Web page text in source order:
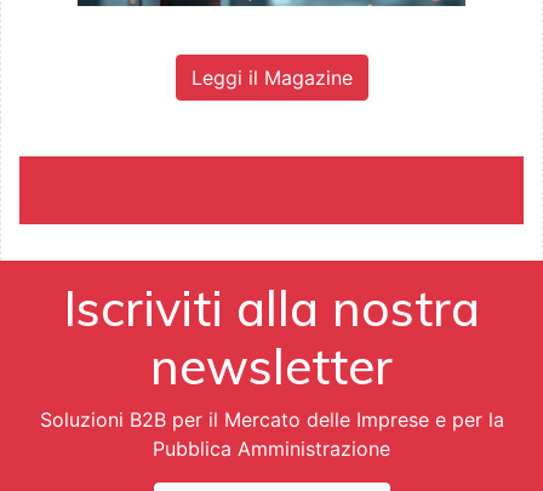
Leggi il Magazine
Iscriviti alla nostra
newsletter
Soluzioni B2B per il Mercato delle Imprese e per la
Pubblica Amministrazione